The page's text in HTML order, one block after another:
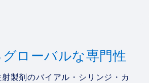
ローバルな専門性
製剤のバイアル・シリンジ・カ